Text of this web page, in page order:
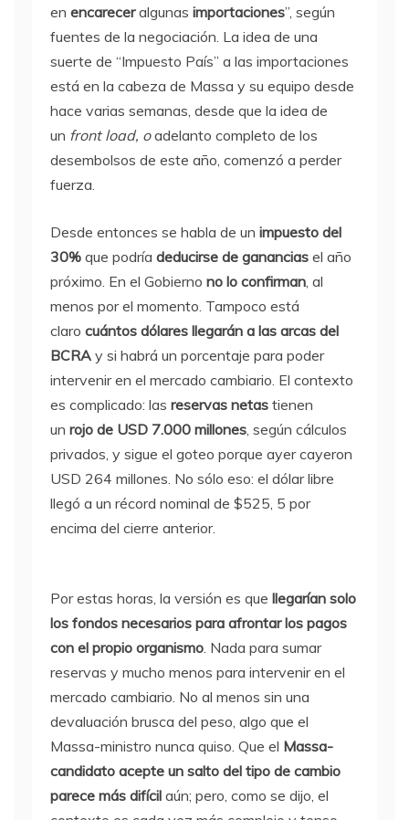
en encareceralgunas importaciones”, según
fuentes de la negociación. La idea de una
suerte de “Impuesto País” a las importaciones
está en la cabeza de Massa y su equipo desde
hace varias semanas, desde que la idea de
un front load, oadelanto completo de los
desembolsos de este año, comenzó a perder
fuerza.
Desde entonces se habla de un impuesto del
30% que podría deducirse de ganancias el año
próximo. En el Gobierno no lo confirman, al
menos por el momento. Tampoco está
claro cuántos dólares llegarán a las arcas del
BCRA y si habrá un porcentaje para poder
intervenir en el mercado cambiario. El contexto
es complicado: las reservas netas tienen
un rojo de USD 7.000 millones, según cálculos
privados, y sigue el goteo porque ayer cayeron
USD 264 millones. No sólo eso: el dólar libre
llegó a un récord nominal de $525, 5 por
encima del cierre anterior.
Por estas horas, la versión es que llegarían solo
los fondos necesarios para afrontar los pagos
con el propio organismo. Nada para sumar
reservas y mucho menos para intervenir en el
mercado cambiario. No al menos sin una
devaluación brusca del peso, algo que el
Massa-ministro nunca quiso. Que el Massa-
candidato acepte un salto del tipo de cambio
parece más difícil aún; pero, como se dijo, el